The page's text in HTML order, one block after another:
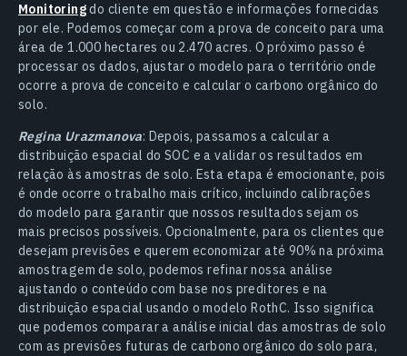
Monitoringdo cliente em questão e informações fornecidas
por ele. Podemos começar com a prova de conceito para uma
área de 1.000 hectares ou 2.470 acres. O próximo passo é
processar os dados, ajustar o modelo para o território onde
ocorre a prova de conceito e calcular o carbono orgânico do
solo.
Regina Urazmanova: Depois, passamos a calcular a
distribuição espacial do SOC e a validar os resultados em
relação às amostras de solo. Esta etapa é emocionante, pois
é onde ocorre o trabalho mais crítico, incluindo calibrações
do modelo para garantir que nossos resultados sejam os
mais precisos possíveis. Opcionalmente, para os clientes que
desejam previsões e querem economizar até 90% na próxima
amostragem de solo, podemos refinar nossa análise
ajustando o conteúdo com base nos preditores e na
distribuição espacial usando o modelo RothC. Isso significa
que podemos comparar a análise inicial das amostras de solo
com as previsões futuras de carbono orgânico do solo para,